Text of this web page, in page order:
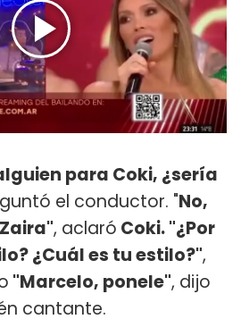
para Coki, ¿sería
el conductor. "No,
, aclaró Coki. "¿Por
¿Cuál es tu estilo?",
"Marcelo, ponele", dijo
cantante.